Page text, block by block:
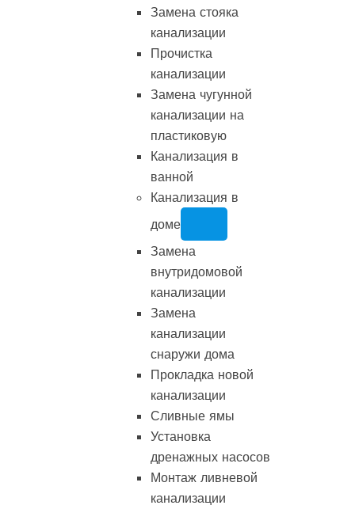
Замена стояка
канализации
Прочистка
канализации
Замена чугунной
канализации на
пластиковую
Канализация в
ванной
Канализация в
доме
Замена
внутридомовой
канализации
Замена
канализации
снаружи дома
Прокладка новой
канализации
Сливные ямы
Установка
дренажных насосов
Монтаж ливневой
канализации